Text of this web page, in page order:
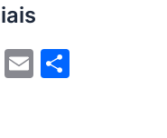
W E